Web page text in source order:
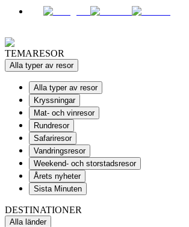
TEMARESOR
Alla typer av resor
Alla typer av resor
Kryssningar
Mat- och vinresor
Rundresor
Safariresor
Vandringsresor
Weekend- och storstadsresor
Årets nyheter
Sista Minuten
DESTINATIONER
Alla länder